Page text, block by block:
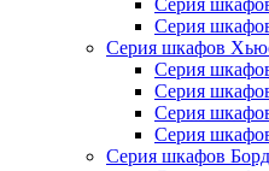
Серия
Серия
Серия шкафов
Серия
Серия
Серия
Серия
Серия шкафов